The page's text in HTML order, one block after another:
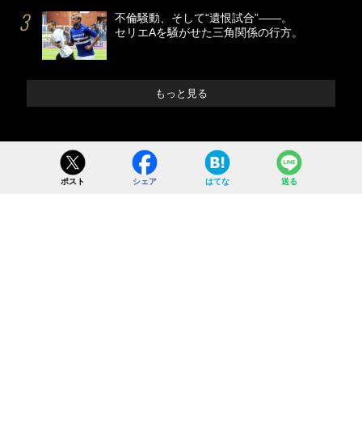
不倫騒動、そして“遺恨試合”――。
セリエAを騒がせた三角関係の行方。
もっと見る
ポスト シェア はてな 送る